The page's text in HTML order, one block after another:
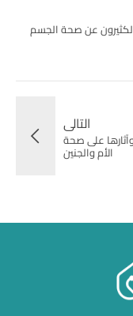
الكثيرون عن صحة الجسم
التالى
على صحة
الأم والجنين